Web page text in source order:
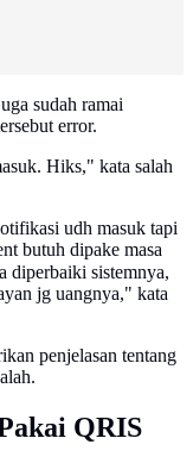
sudah ramai
error.
Hiks," kata salah
udh masuk tapi
butuh dipake masa
diperbaiki sistemnya,
jg uangnya," kata
penjelasan tentang
QRIS